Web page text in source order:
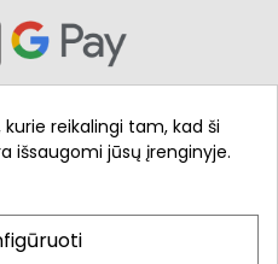
reikalingi tam, kad ši
išsaugomi jūsų įrenginyje.